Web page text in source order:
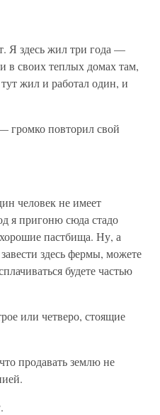
Я здесь жил три года —
в своих теплых домах там,
жил и работал один, и
громко повторил свой
человек не имеет
я пригоню сюда стадо
пастбища. Ну, а
здесь фермы, можете
будете частью
или четверо, стоящие
продавать землю не